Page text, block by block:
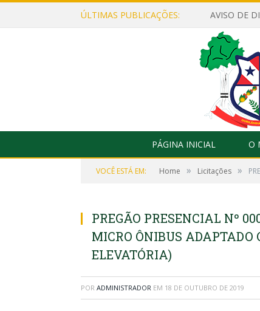
ÚLTIMAS PUBLICAÇÕES:
PÁGINA INICIAL O
VOCÊ ESTÁ EM: Home » Licitações »
PREGÃO PRESENCIAL Nº
MICRO ÔNIBUS
ELEVATÓRIA)
POR ADMINISTRADOR EM 18 DE OUTUBRO DE 2019